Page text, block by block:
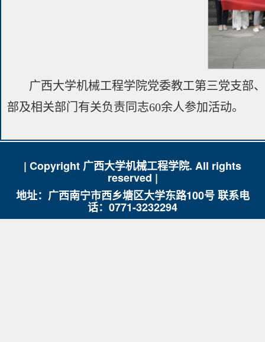
广西大学机械工程学院党委教工第三党支部
部及相关部门有关负责同志60余人参加活动。
| Copyright 广西大学机械工程学院. All rights
reserved |
地址：广西南宁市西乡塘区大学东路100号 联系电
话：0771-3232294